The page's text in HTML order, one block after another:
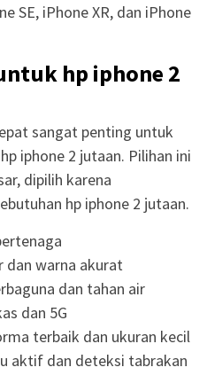
SE, iPhone XR, dan iPhone
hp iphone 2
sangat penting untuk
iphone 2 jutaan. Pilihan ini
dipilih karena
hp iphone 2 jutaan.
dan warna akurat
dan tahan air
dan 5G
terbaik dan ukuran kecil
aktif dan deteksi tabrakan